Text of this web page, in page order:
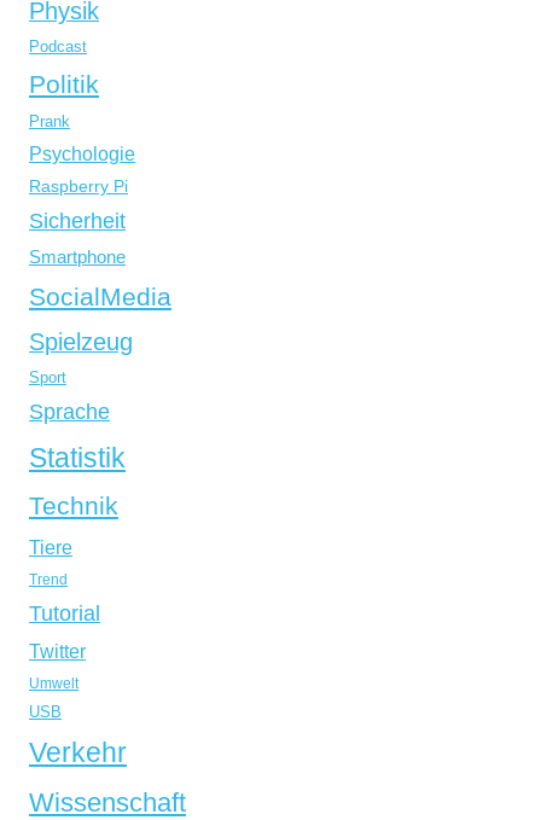
Physik
Podcast
Politik
Prank
Psychologie
Raspberry Pi
Sicherheit
Smartphone
SocialMedia
Spielzeug
Sport
Sprache
Statistik
Technik
Tiere
Trend
Tutorial
Twitter
Umwelt
USB
Verkehr
Wissenschaft